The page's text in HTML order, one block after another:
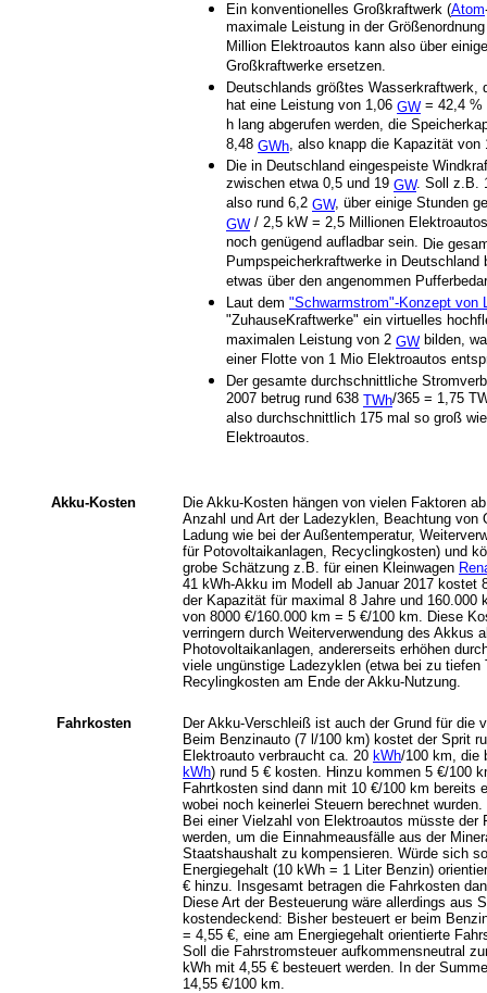
Ein konventionelles Großkraftwerk (Atom
maximale Leistung in der
Million Elektroautos kann also über
Großkraftwerke ersetzen.
Deutschlands größtes Wasserkraftwerk,
hat eine Leistung von 1,06 GW = 42,4
h lang abgerufen werden, die
8,48 GWh, also knapp die Kapazität
Die in Deutschland eingespeiste
zwischen etwa 0,5 und 19 GW. Soll z.B.
also rund 6,2 GW, über einige Stunden
GW / 2,5 kW = 2,5 Millionen
noch genügend aufladbar sein. Die
Pumpspeicherkraftwerke in
etwas über den angenommen
Laut dem "Schwarmstrom"-Konzept von
"ZuhauseKraftwerke" ein virtuelles
maximalen Leistung von 2 GW bilden,
einer Flotte von 1 Mio Elektroautos
Der gesamte durchschnittliche
2007 betrug rund 638 TWh/365 = 1,75
also durchschnittlich 175 mal so groß
Elektroautos.
Akku-Kosten
Die Akku-Kosten hängen von vielen Faktoren
Anzahl und Art der Ladezyklen, Beachtung von
Ladung wie bei der Außentemperatur,
für Potovoltaikanlagen, Recyclingkosten) und
grobe Schätzung z.B. für einen Kleinwagen
41 kWh-Akku im Modell ab Januar 2017 kostet
der Kapazität für maximal 8 Jahre und
von 8000 €/160.000 km = 5 €/100 km. Diese
verringern durch Weiterverwendung des Akkus
Photovoltaikanlagen, andererseits erhöhen
viele ungünstige Ladezyklen (etwa bei zu tiefen
Recylingkosten am Ende der Akku-Nutzung.
Fahrkosten
Der Akku-Verschleiß ist auch der Grund für die
Beim Benzinauto (7 l/100 km) kostet der Sprit
Elektroauto verbraucht ca. 20 kWh/100 km, die
kWh) rund 5 € kosten. Hinzu kommen 5 €/100
Fahrtkosten sind dann mit 10 €/100 km bereits
wobei noch keinerlei Steuern berechnet wurden.
Bei einer Vielzahl von Elektroautos müsste der
werden, um die Einnahmeausfälle aus der
Staatshaushalt zu kompensieren. Würde sich
Energiegehalt (10 kWh = 1 Liter Benzin)
€ hinzu. Insgesamt betragen die Fahrkosten
Diese Art der Besteuerung wäre allerdings aus
kostendeckend: Bisher besteuert er beim
= 4,55 €, eine am Energiegehalt orientierte
Soll die Fahrstromsteuer aufkommensneutral
kWh mit 4,55 € besteuert werden. In der
14,55 €/100 km.